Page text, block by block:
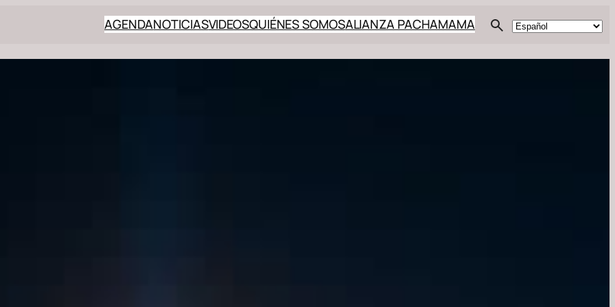
AGENDANOTICIASVIDEOSQUIÉNES SOMOSALIANZA PACHAMAMA